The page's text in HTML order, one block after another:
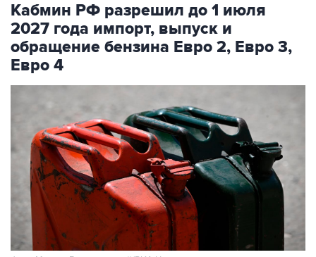
Кабмин РФ разрешил до 1 июля
2027 года импорт, выпуск и
обращение бензина Евро 2, Евро 3,
Евро 4